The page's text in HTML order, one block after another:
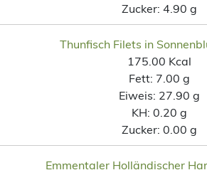
Zucker: 4.90 g
Thunfisch Filets in
175.00 Kcal
Fett: 7.00 g
Eiweis: 27.90 g
KH: 0.20 g
Zucker: 0.00 g
Emmentaler Holländischer